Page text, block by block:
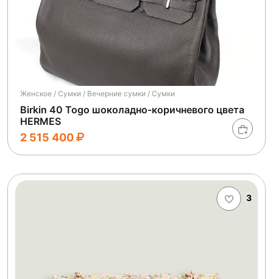
Женское / Сумки / Вечерние сумки / Сумки
Birkin 40 Togo шоколадно-коричневого цвета
HERMES
2 515 400
3